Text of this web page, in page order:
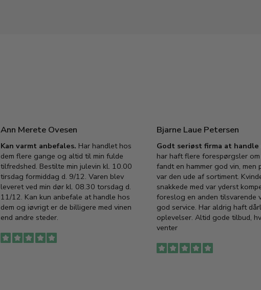
Ann Merete Ovesen
Kan varmt anbefales. Har handlet hos
dem flere gange og altid til min fulde
tilfredshed. Bestilte min julevin kl. 10.00
tirsdag formiddag d. 9/12. Varen blev
leveret ved min dør kl. 08.30 torsdag d.
11/12. Kan kun anbefale at handle hos
dem og iøvrigt er de billigere med vinen
end andre steder.
Bjarne Laue Petersen
Godt seriøst firma at handle
har haft flere forespørgsler om
fandt en hammer god vin, men
var den ude af sortiment.
snakkede med var yderst
foreslog en anden tilsvarende
god service. Har aldrig haft
oplevelser. Altid gode tilbud,
venter